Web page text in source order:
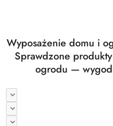
Wyposażenie domu i
Sprawdzone
ogrodu —